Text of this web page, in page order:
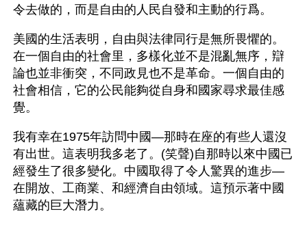
令去做的，而是自由的人民自發和主動的行爲。
美國的生活表明，自由與法律同行是無所畏懼的。
在一個自由的社會里，多樣化並不是混亂無序，辯
論也並非衝突，不同政見也不是革命。一個自由的
社會相信，它的公民能夠從自身和國家尋求最佳感
覺。
我有幸在1975年訪問中國—那時在座的有些人還沒
有出世。這表明我多老了。(笑聲)自那時以來中國已
經發生了很多變化。中國取得了令人驚異的進步—
在開放、工商業、和經濟自由領域。這預示著中國
蘊藏的巨大潛力。